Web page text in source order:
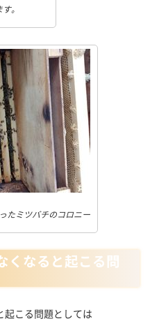
。
たミツバチのコロニー
くなると起こる問
起こる問題としては